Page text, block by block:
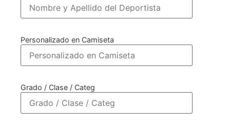
Personalizado en Camiseta
Grado / Clase / Categ